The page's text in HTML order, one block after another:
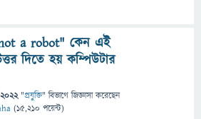
a robot" কেন এই
দিতে হয় কম্পিউটার
2022 "প্রযুক্তি" বিভাগে জিজ্ঞাসাকরেছেন
(15,210 পয়েন্ট)